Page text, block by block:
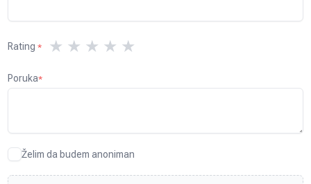
Rating * ★ ★ ★ ★ ★
Poruka*
Želim da budem anoniman